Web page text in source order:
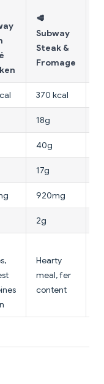
🥩
Subway
Steak &
Fromage
370 kcal
18g
40g
17g
920mg
2g
Hearty
meal, fer
content